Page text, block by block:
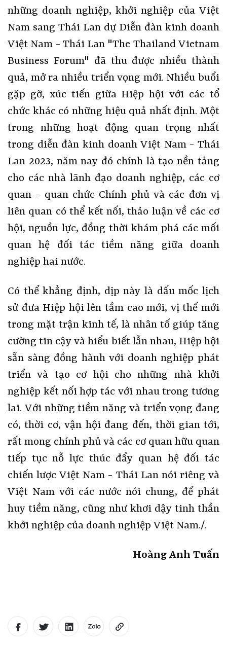
những doanh nghiệp, khởi nghiệp của Việt
Nam sang Thái Lan dự Diễn đàn kinh doanh
Việt Nam - Thái Lan "The Thailand Vietnam
Business Forum" đã thu được nhiều thành
quả, mở ra nhiều triển vọng mới. Nhiều buổi
gặp gỡ, xúc tiến giữa Hiệp hội với các tổ
chức khác có những hiệu quả nhất định. Một
trong những hoạt động quan trọng nhất
trong diễn đàn kinh doanh Việt Nam - Thái
Lan 2023, năm nay đó chính là tạo nền tảng
cho các nhà lãnh đạo doanh nghiệp, các cơ
quan - quan chức Chính phủ và các đơn vị
liên quan có thể kết nối, thảo luận về các cơ
hội, nguồn lực, đồng thời khám phá các mối
quan hệ đối tác tiềm năng giữa doanh
nghiệp hai nước.
Có thể khẳng định, dịp này là dấu mốc lịch
sử đưa Hiệp hội lên tầm cao mới, vị thế mới
trong mặt trận kinh tế, là nhân tố giúp tăng
cường tin cậy và hiểu biết lẫn nhau, Hiệp hội
sẵn sàng đồng hành với doanh nghiệp phát
triển và tạo cơ hội cho những nhà khởi
nghiệp kết nối hợp tác với nhau trong tương
lai. Với những tiềm năng và triển vọng đang
có, thời cơ, vận hội đang đến, thời gian tới,
rất mong chính phủ và các cơ quan hữu quan
tiếp tục nỗ lực thúc đẩy quan hệ đối tác
chiến lược Việt Nam - Thái Lan nói riêng và
Việt Nam với các nước nói chung, để phát
huy tiềm năng, cũng như khơi dậy tinh thần
khởi nghiệp của doanh nghiệp Việt Nam./.
Hoàng Anh Tuấn